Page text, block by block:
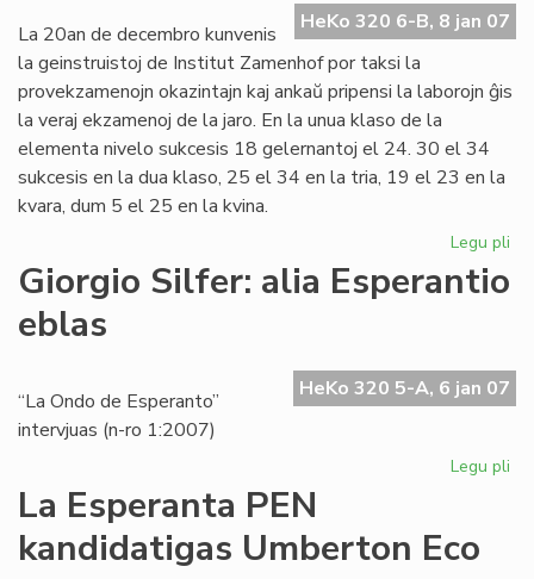
HeKo 320 6-B, 8 jan 07
La 20an de decembro kunvenis
la geinstruistoj de Institut Zamenhof por taksi la
provekzamenojn okazintajn kaj ankaŭ pripensi la laborojn ĝis
la veraj ekzamenoj de la jaro. En la unua klaso de la
elementa nivelo sukcesis 18 gelernantoj el 24. 30 el 34
sukcesis en la dua klaso, 25 el 34 en la tria, 19 el 23 en la
kvara, dum 5 el 25 en la kvina.
Legu pli
Giorgio Silfer: alia Esperantio
eblas
HeKo 320 5-A, 6 jan 07
“La Ondo de Esperanto”
intervjuas (n-ro 1:2007)
Legu pli
La Esperanta PEN
kandidatigas Umberton Eco